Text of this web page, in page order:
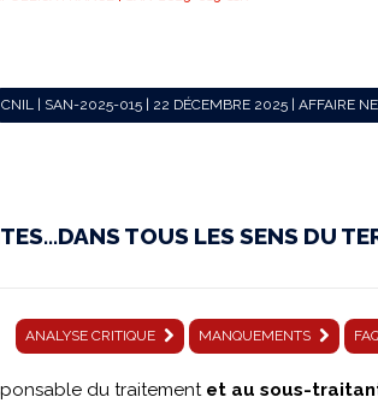
CNIL | SAN-2025-015 | 22 DÉCEMBRE 2025 | AFFAIRE
TOUS LES SENS DU
ANALYSE CRITIQUE MANQUEMENTS
du traitement et au sous-